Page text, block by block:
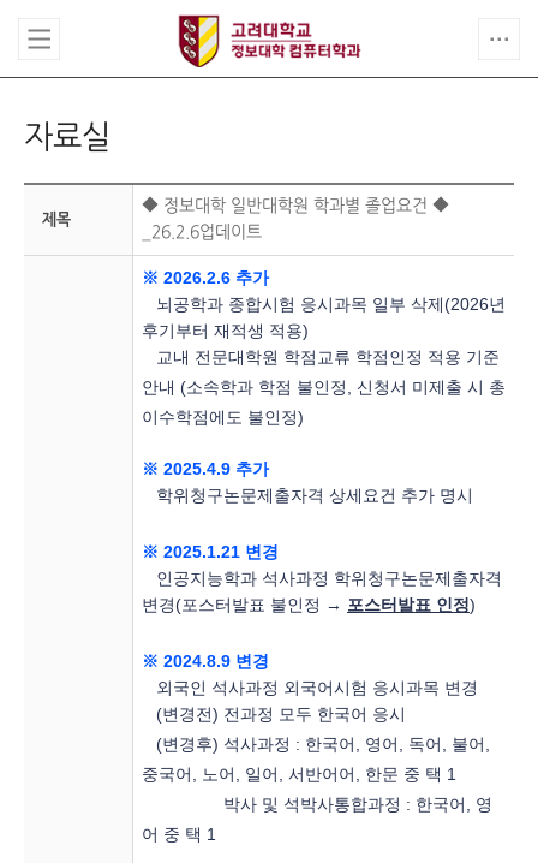
자료실
제목
◆ 정보대학 일반대학원 학과별 졸업요건 ◆
_26.2.6업데이트
※ 2026.2.6 추가
뇌공학과 종합시험 응시과목 일부 삭제(2026년
후기부터 재적생 적용)
교내 전문대학원 학점교류 학점인정 적용 기준
안내 (소속학과 학점 불인정, 신청서 미제출 시 총
이수학점에도 불인정)
※ 2025.4.9 추가
학위청구논문제출자격 상세요건 추가 명시
※ 2025.1.21 변경
인공지능학과 석사과정 학위청구논문제출자격
변경(포스터발표 불인정 → 포스터발표 인정)
※ 2024.8.9 변경
외국인 석사과정 외국어시험 응시과목 변경
(변경전) 전과정 모두 한국어 응시
(변경후) 석사과정 : 한국어, 영어, 독어, 불어,
중국어, 노어, 일어, 서반어어, 한문 중 택 1
박사 및 석박사통합과정 : 한국어, 영
어 중 택 1